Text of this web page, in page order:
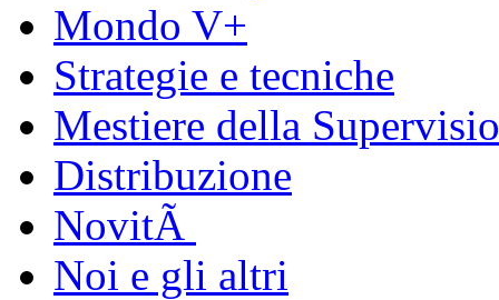
Mondo V+
Strategie e tecniche
Mestiere della
Distribuzione
NovitÃ
Noi e gli altri